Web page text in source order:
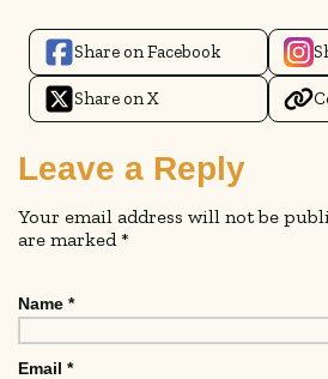
Share on Facebook
Share on X
Leave a Reply
Your email address will not be
are marked*
Name *
Email *